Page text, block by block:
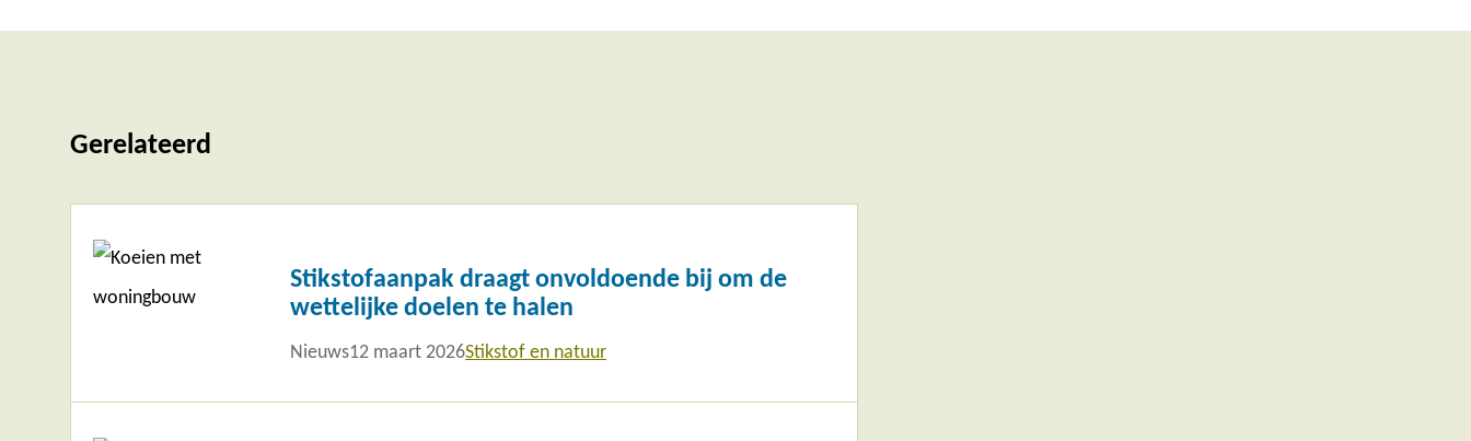
Gerelateerd
Stikstofaanpak draagt onvoldoende bij om de
wettelijke doelen te halen
Nieuws12 maart 2026Stikstof en natuur
meer